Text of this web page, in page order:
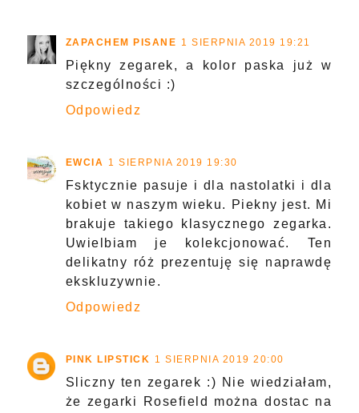
ZAPACHEM PISANE 1 SIERPNIA 2019 19:21
Piękny zegarek, a kolor paska już w
szczególności :)
Odpowiedz
EWCIA 1 SIERPNIA 2019 19:30
Fsktycznie pasuje i dla nastolatki i dla
kobiet w naszym wieku. Piekny jest. Mi
brakuje takiego klasycznego zegarka.
Uwielbiam je kolekcjonować. Ten
delikatny róż prezentuję się naprawdę
ekskluzywnie.
Odpowiedz
PINK LIPSTICK 1 SIERPNIA 2019 20:00
Sliczny ten zegarek :) Nie wiedziałam,
że zegarki Rosefield można dostac na